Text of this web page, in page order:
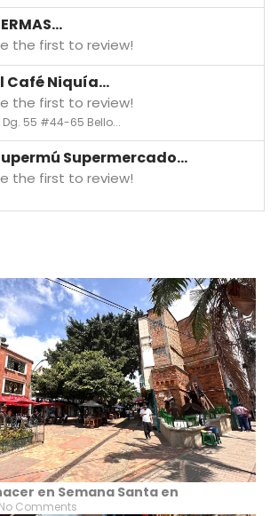
the first to review!
Café Niquía...
the first to review!
Dg. 55 #44-65 Bello...
Supermercado...
the first to review!
en Semana Santa en
No Comments